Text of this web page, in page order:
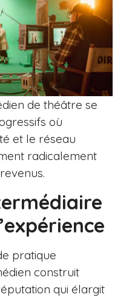
de théâtre se
où
et le réseau
radicalement
pratique
construit
qui élargit